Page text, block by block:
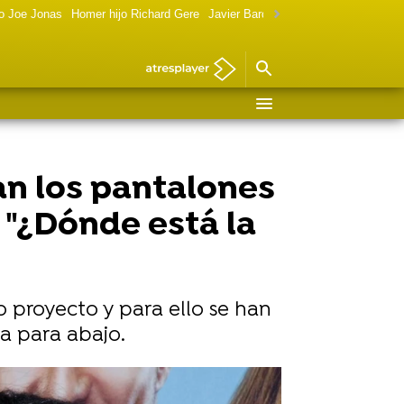
Joe Jonas Homer hijo Richard Gere Javier Bardem política
los pantalones
está la
proyecto y para ello se han
para abajo.
él: "Ni siquiera fuma"